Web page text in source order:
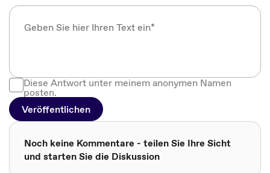
Diese Antwort unter meinem anonymen Namen
posten.
Veröffentlichen
Noch keine Kommentare - teilen Sie Ihre Sicht
und starten Sie die Diskussion